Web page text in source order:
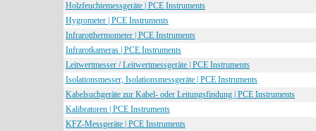
Holzfeuchtemessgeräte | PCE Instruments
Hygrometer | PCE Instruments
Infrarotthermometer | PCE Instruments
Infrarotkameras | PCE Instruments
Leitwertmesser / Leitwertmessgeräte | PCE Instruments
Isolationsmesser, Isolationsmessgeräte | PCE Instruments
Kabelsuchgeräte zur Kabel- oder Leitungsfindung | PCE Instruments
Kalibratoren | PCE Instruments
KFZ-Messgeräte | PCE Instruments